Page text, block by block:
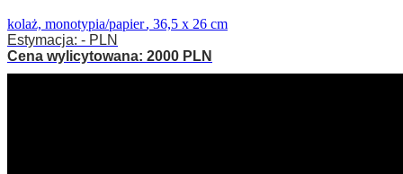
kolaż, monotypia/papier, 36,5 x 26 cm
Estymacja: - PLN
Cena wylicytowana: 2000 PLN